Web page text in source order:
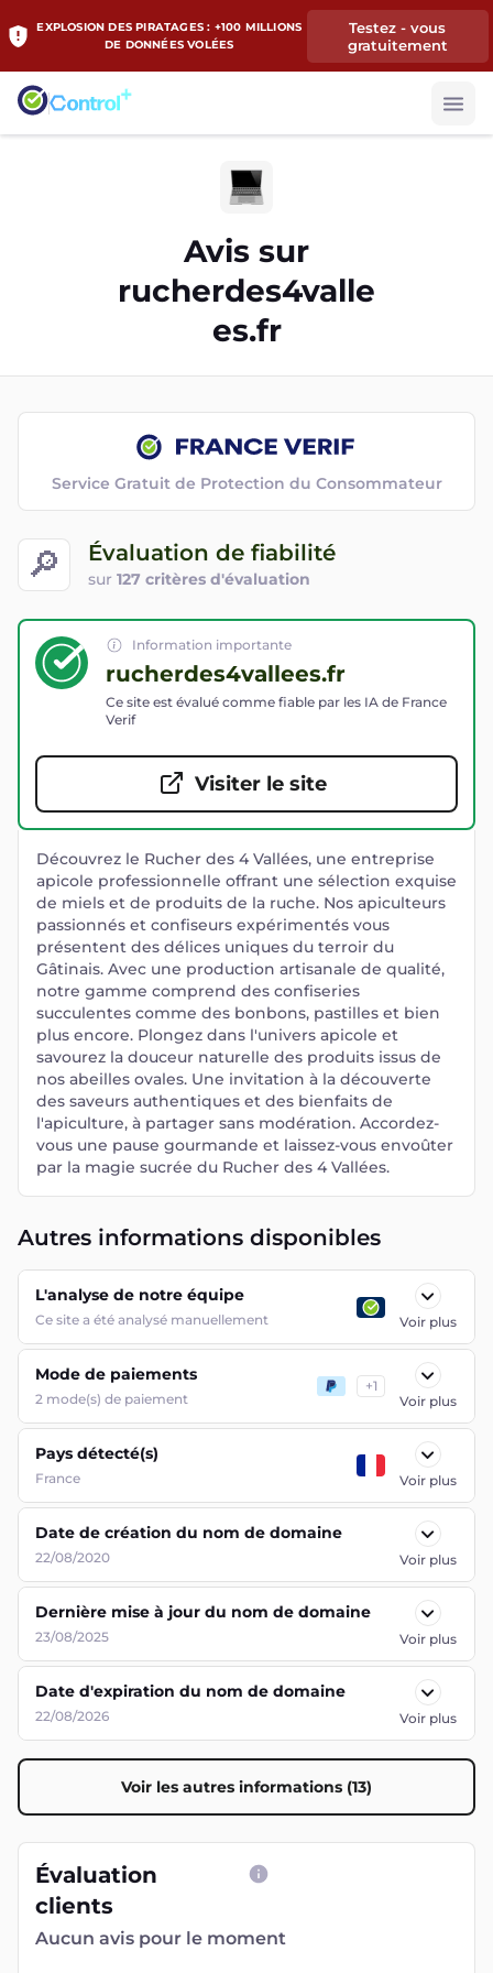
EXPLOSION DES PIRATAGES : +100 MILLIONS
DE DONNÉES VOLÉES
Testez - vous
gratuitement
Avis sur
rucherdes4valle
es.fr
🔎 Évaluation de fiabilité
sur 127 critères d'évaluation
Service Gratuit de Protection du Consommateur
Information importante
rucherdes4vallees.fr
Ce site est évalué comme fiable par les IA de France
Verif
Visiter le site
Découvrez le Rucher des 4 Vallées, une entreprise
apicole professionnelle offrant une sélection exquise
de miels et de produits de la ruche. Nos apiculteurs
passionnés et confiseurs expérimentés vous
présentent des délices uniques du terroir du
Gâtinais. Avec une production artisanale de qualité,
notre gamme comprend des confiseries
succulentes comme des bonbons, pastilles et bien
plus encore. Plongez dans l'univers apicole et
savourez la douceur naturelle des produits issus de
nos abeilles ovales. Une invitation à la découverte
des saveurs authentiques et des bienfaits de
l'apiculture, à partager sans modération. Accordez-
vous une pause gourmande et laissez-vous envoûter
par la magie sucrée du Rucher des 4 Vallées.
Autres informations disponibles
L'analyse de notre équipe
Ce site a été analysé manuellement Voir plus
Mode de paiements
2 mode(s) de paiement
+1
Voir plus
Pays détecté(s)
France Voir plus
Date de création du nom de domaine
22/08/2020 Voir plus
Dernière mise à jour du nom de domaine
23/08/2025 Voir plus
Date d'expiration du nom de domaine
22/08/2026 Voir plus
Voir les autres informations (13)
Évaluation
clients
Aucun avis pour le moment